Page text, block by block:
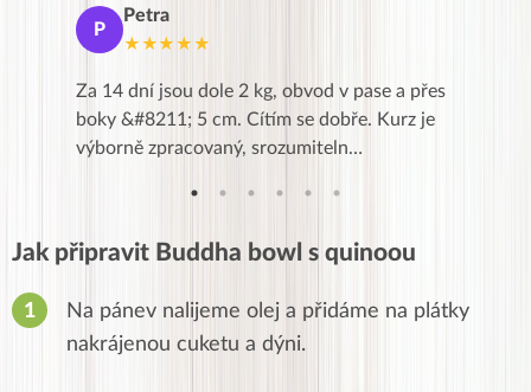
P
Petra
★★★★★
Za 14 dní jsou dole 2 kg, obvod v pase a přes
boky &#8211; 5 cm. Cítím se dobře. Kurz je
výborně zpracovaný, srozumiteln…
Jak připravit Buddha bowl s quinoou
Na pánev nalijeme olej a přidáme na plátky
nakrájenou cuketu a dýni.